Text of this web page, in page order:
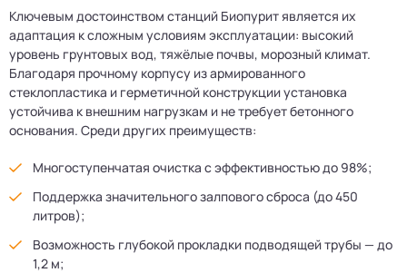
Ключевым достоинством станций Биопурит является их
адаптация к сложным условиям эксплуатации: высокий
уровень грунтовых вод, тяжёлые почвы, морозный климат.
Благодаря прочному корпусу из армированного
стеклопластика и герметичной конструкции установка
устойчива к внешним нагрузкам и не требует бетонного
основания. Среди других преимуществ:
Многоступенчатая очистка с эффективностью до 98%;
Поддержка значительного залпового сброса (до 450
литров);
Возможность глубокой прокладки подводящей трубы — до
1,2 м;